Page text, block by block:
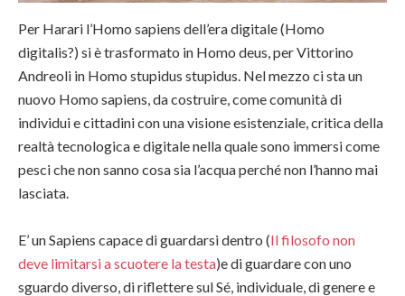
Per Harari l’Homo sapiens dell’era digitale (Homo
digitalis?) si è trasformato in Homo deus, per Vittorino
Andreoli in Homo stupidus stupidus. Nel mezzo ci sta un
nuovo Homo sapiens, da costruire, come comunità di
individui e cittadini con una visione esistenziale, critica della
realtà tecnologica e digitale nella quale sono immersi come
pesci che non sanno cosa sia l’acqua perché non l’hanno mai
lasciata.
E’ un Sapiens capace di guardarsi dentro (Il filosofo non
deve limitarsi a scuotere la testa)e di guardare con uno
sguardo diverso, di riflettere sul Sé, individuale, di genere e